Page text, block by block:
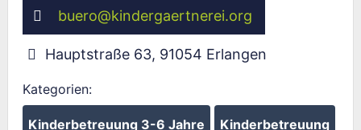
buero@kindergaertnerei.org
Hauptstraße 63, 91054 Erlangen
Kategorien:
Kinderbetreuung 3-6 Jahre Kinderbetreuung